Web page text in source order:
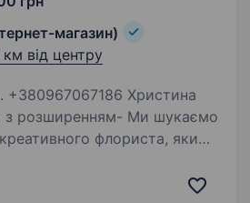
магазин)
км від центру
флориста, який
з букетами. Вимоги :